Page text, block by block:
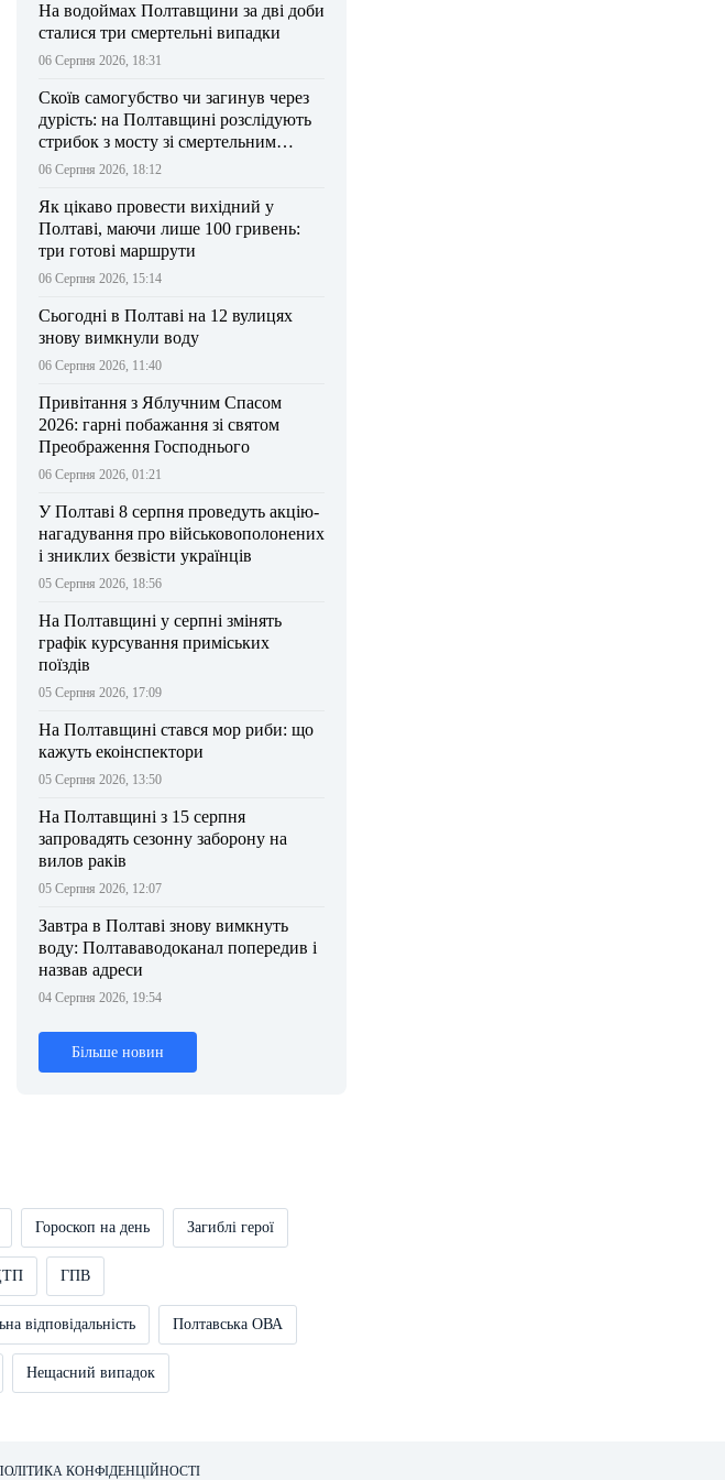
На водоймах Полтавщини за дві доби
сталися три смертельні випадки
06 Серпня 2026, 18:31
Скоїв самогубство чи загинув через
дурість: на Полтавщині розслідують
стрибок з мосту зі смертельним
результатом
06 Серпня 2026, 18:12
Як цікаво провести вихідний у
Полтаві, маючи лише 100 гривень:
три готові маршрути
06 Серпня 2026, 15:14
Сьогодні в Полтаві на 12 вулицях
знову вимкнули воду
06 Серпня 2026, 11:40
Привітання з Яблучним Спасом
2026: гарні побажання зі святом
Преображення Господнього
06 Серпня 2026, 01:21
У Полтаві 8 серпня проведуть акцію-
нагадування про військовополонених
і зниклих безвісти українців
05 Серпня 2026, 18:56
На Полтавщині у серпні змінять
графік курсування приміських
поїздів
05 Серпня 2026, 17:09
На Полтавщині стався мор риби: що
кажуть екоінспектори
05 Серпня 2026, 13:50
На Полтавщині з 15 серпня
запровадять сезонну заборону на
вилов раків
05 Серпня 2026, 12:07
Завтра в Полтаві знову вимкнуть
воду: Полтававодоканал попередив і
назвав адреси
04 Серпня 2026, 19:54
Більше новин
Гороскоп на день Загиблі герої
ГПВ
відповідальність Полтавська ОВА
Нещасний випадок
КОНФІДЕНЦІЙНОСТІ